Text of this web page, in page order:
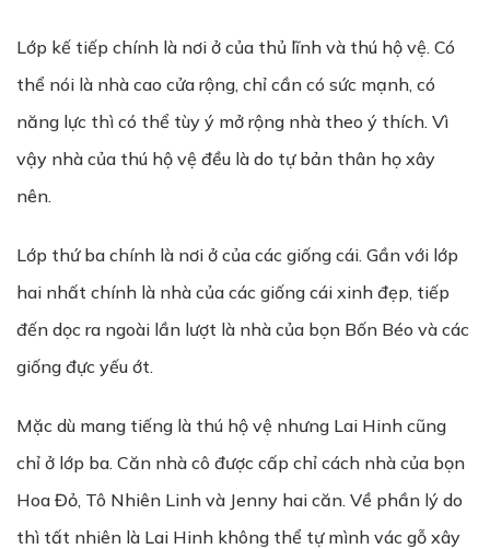
Lớp kế tiếp chính là nơi ở của thủ lĩnh và thú hộ vệ. Có
thể nói là nhà cao cửa rộng, chỉ cần có sức mạnh, có
năng lực thì có thể tùy ý mở rộng nhà theo ý thích. Vì
vậy nhà của thú hộ vệ đều là do tự bản thân họ xây
nên.
Lớp thứ ba chính là nơi ở của các giống cái. Gần với lớp
hai nhất chính là nhà của các giống cái xinh đẹp, tiếp
đến dọc ra ngoài lần lượt là nhà của bọn Bốn Béo và các
giống đực yếu ớt.
Mặc dù mang tiếng là thú hộ vệ nhưng Lai Hinh cũng
chỉ ở lớp ba. Căn nhà cô được cấp chỉ cách nhà của bọn
Hoa Đỏ, Tô Nhiên Linh và Jenny hai căn. Về phần lý do
thì tất nhiên là Lai Hinh không thể tự mình vác gỗ xây